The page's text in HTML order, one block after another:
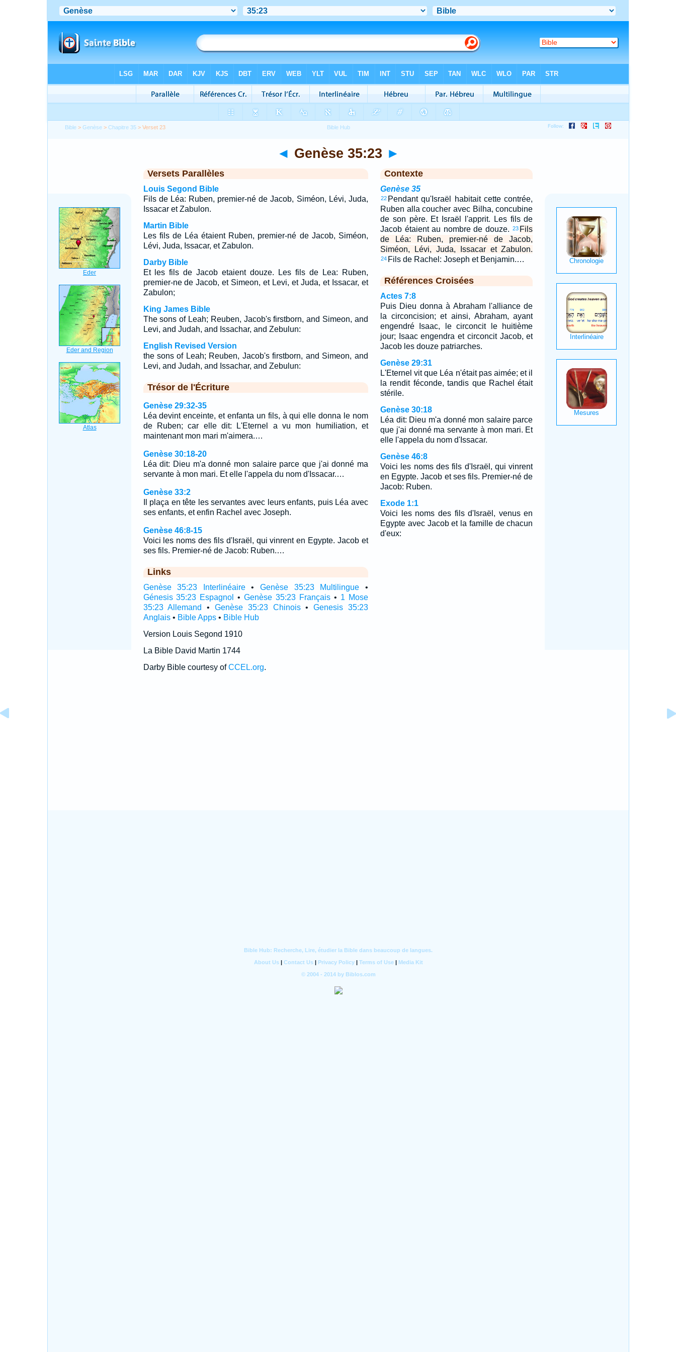
Bible >Genèse >Chapitre 35 > Verset 23
◄ Genèse 35:23 ►
Versets Parallèles
Louis Segond Bible
Fils de Léa: Ruben, premier-né de Jacob, Siméon, Lévi, Juda,
Issacar et Zabulon.
Martin Bible
Les fils de Léa étaient Ruben, premier-né de Jacob, Siméon,
Lévi, Juda, Issacar, et Zabulon.
Darby Bible
Et les fils de Jacob etaient douze. Les fils de Lea: Ruben,
premier-ne de Jacob, et Simeon, et Levi, et Juda, et Issacar, et
Zabulon;
King James Bible
The sons of Leah; Reuben, Jacob's firstborn, and Simeon, and
Levi, and Judah, and Issachar, and Zebulun:
English Revised Version
the sons of Leah; Reuben, Jacob's firstborn, and Simeon, and
Levi, and Judah, and Issachar, and Zebulun:
Trésor de l'Écriture
Genèse 29:32-35
Léa devint enceinte, et enfanta un fils, à qui elle donna le nom
de Ruben; car elle dit: L'Eternel a vu mon humiliation, et
maintenant mon mari m'aimera.…
Genèse 30:18-20
Léa dit: Dieu m'a donné mon salaire parce que j'ai donné ma
servante à mon mari. Et elle l'appela du nom d'Issacar.…
Genèse 33:2
Il plaça en tête les servantes avec leurs enfants, puis Léa avec
ses enfants, et enfin Rachel avec Joseph.
Genèse 46:8-15
Voici les noms des fils d'Israël, qui vinrent en Egypte. Jacob et
ses fils. Premier-né de Jacob: Ruben.…
Links
Genèse 35:23 Interlinéaire•Genèse 35:23 Multilingue •
Génesis 35:23 Espagnol
•Genèse 35:23 Français • 1 Mose
35:23 Allemand
• Genèse 35:23 Chinois•Genesis 35:23
Anglais• Bible Apps• Bible Hub
Version Louis Segond 1910
La Bible David Martin 1744
Darby Bible courtesy ofCCEL.org.
Contexte
Genèse 35
22 Pendant qu'Israël habitait cette contrée,
Ruben alla coucher avec Bilha, concubine
de son père. Et Israël l'apprit. Les fils de
Jacob étaient au nombre de douze.
23 Fils
de Léa: Ruben, premier-né de Jacob,
Siméon, Lévi, Juda, Issacar et Zabulon.
24 Fils de Rachel: Joseph et Benjamin.…
Références Croisées
Actes 7:8
Puis Dieu donna à Abraham l'alliance de
la circoncision; et ainsi, Abraham, ayant
engendré Isaac, le circoncit le huitième
jour; Isaac engendra et circoncit Jacob, et
Jacob les douze patriarches.
Genèse 29:31
L'Eternel vit que Léa n'était pas aimée; et il
la rendit féconde, tandis que Rachel était
stérile.
Genèse 30:18
Léa dit: Dieu m'a donné mon salaire parce
que j'ai donné ma servante à mon mari. Et
elle l'appela du nom d'Issacar.
Genèse 46:8
Voici les noms des fils d'Israël, qui vinrent
en Egypte. Jacob et ses fils. Premier-né de
Jacob: Ruben.
Exode 1:1
Voici les noms des fils d'Israël, venus en
Egypte avec Jacob et la famille de chacun
d'eux: